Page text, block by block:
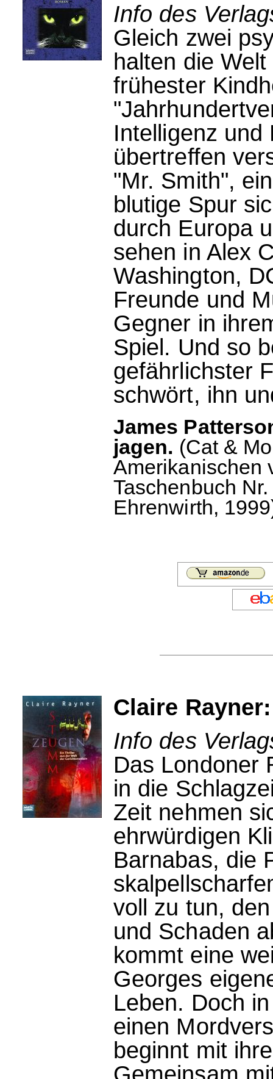
Info des
Gleich zwei
halten die
frühester
Intelligenz und
übertreffen
"Mr. Smith",
blutige Spur
durch Europa
sehen in Alex
Washington,
Freunde und
Gegner in
Spiel. Und so
gefährlichster
schwört, ihn
James
jagen. (Cat &
Amerikanischen
Taschenbuch
Ehrenwirth,
Claire
Info des
Das Londoner
in die
Zeit nehmen
ehrwürdigen
Barnabas, die
voll zu tun,
und Schaden
kommt eine
Georges
Leben. Doch
einen
beginnt mit
Gemeinsam